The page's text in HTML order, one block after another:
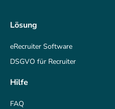
Lösung
eRecruiter Software
DSGVO für Recruiter
Hilfe
FAQ